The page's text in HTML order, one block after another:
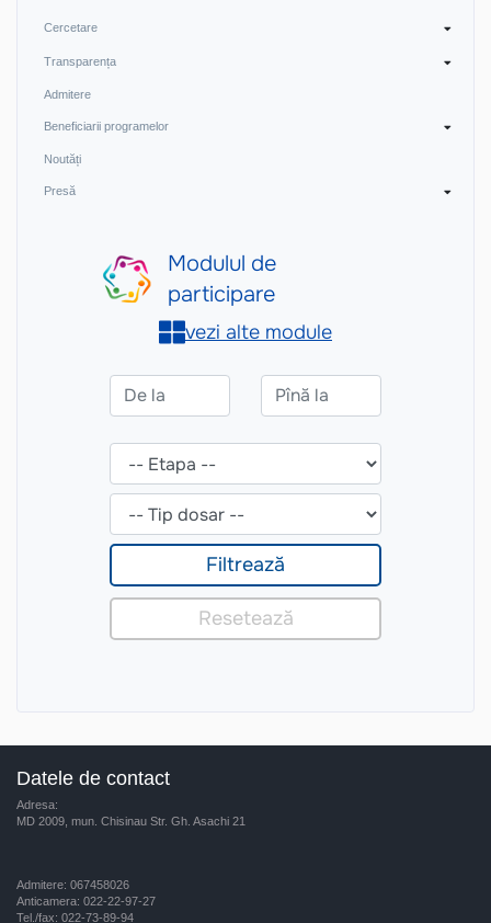
Cercetare
Transparența
Admitere
Beneficiarii programelor
Noutăți
Presă
Datele de contact
Adresa:
MD 2009, mun. Chisinau Str. Gh. Asachi 21
Admitere: 067458026
Anticamera: 022-22-97-27
Tel./fax: 022-73-89-94